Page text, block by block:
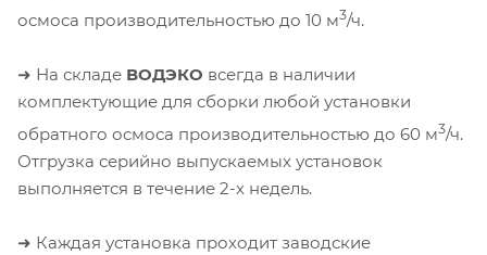
осмоса производительностью до 10 м3/ч.
➜ На складе ВОДЭКО всегда в наличии
комплектующие для сборки любой установки
обратного осмоса производительностью до 60 м3/ч.
Отгрузка серийно выпускаемых установок
выполняется в течение 2-х недель.
➜ Каждая установка проходит заводские